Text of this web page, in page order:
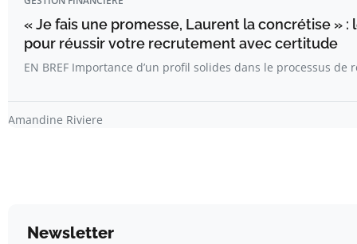
« Je fais une promesse, Laurent la concrétise » :
pour réussir votre recrutement avec certitude
EN BREF Importance d’un profil solides dans le processus de
Amandine Riviere
Newsletter